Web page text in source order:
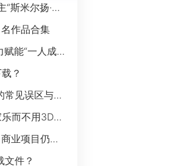
斯米尔扬·拉
作品合集
能“一人成
？
见误区与规
而不用3Ds
业项目仍离
件？